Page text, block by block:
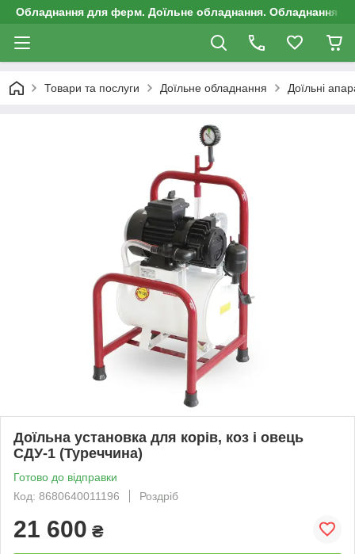
Обладнання для ферм. Доїльне обладнання. Обладнання
Товари та послуги Доїльне обладнання Доїльні
Доїльна установка для корів, коз і овець
СДУ-1 (Туреччина)
Готово до відправки
Код: 8680640011196
Роздріб
21 600 ₴